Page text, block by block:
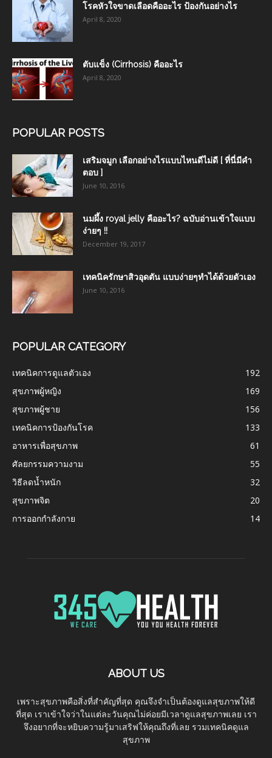
โรคหัวใจขาดเลือดคืออะไร ป้องกันอย่างไร
April 8, 2020
ตับแข็ง (Cirrhosis) คืออะไร
April 8, 2020
POPULAR POSTS
เสริมจมูก เลือกอย่างไรแบบไหนดีไม่ดี [ ที่นี่มีคำ
ตอบ ]
June 10, 2016
นมผึ้ง royal jelly คืออะไร? ฉบับอ่านเข้าใจแบบ
ง่ายๆ !!
December 19, 2017
เทคนิครักษาสิวอุดตัน แบบง่ายๆทำได้ด้วยตัวเอง
June 10, 2016
POPULAR CATEGORY
เทคนิคการดูแลตัวเอง
192
สุขภาพผู้หญิง
169
สุขภาพผู้ชาย
156
เทคนิคการป้องกันโรค
133
อาหารเพื่อสุขภาพ
61
ศัลยกรรมความงาม
55
วิธีลดน้ำหนัก
32
สุขภาพจิต
20
การออกกำลังกาย
14
ABOUT US
เพราะสุขภาพคือสิ่งที่สำคัญที่สุด คุณจึงจำเป็นต้องดูแลสุขภาพให้ดี
ที่สุด เราเข้าใจว่าในแต่ละวันคุณไม่ค่อยมีเวลาดูแลสุขภาพเลย เรา
จึงอยากที่จะหยิบความรู้มาเสริฟให้คุณถึงที่เลย รวมเทคนิคดูแล
สุขภาพ